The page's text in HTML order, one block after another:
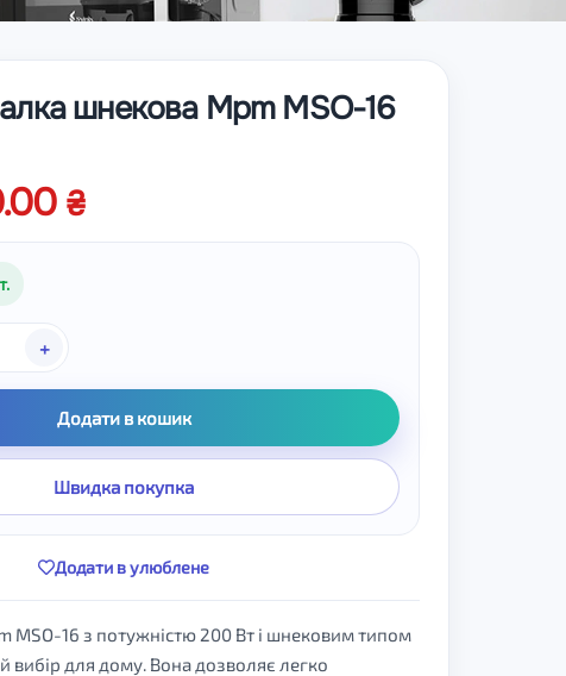
шнекова Mpm MSO-16
+
Додати в кошик
Швидка покупка
Додати в улюблене
MSO-16 з потужністю 200 Вт і шнековим типом
вибір для дому. Вона дозволяє легко